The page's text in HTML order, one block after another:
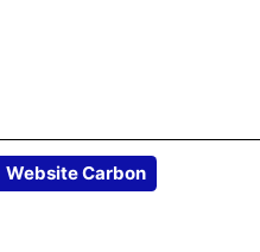
Website Carbon